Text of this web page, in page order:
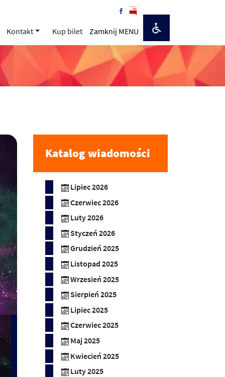
Kontakt Kup bilet Zamknij MENU
Katalog wiadomości
Lipiec 2026
Czerwiec 2026
Luty 2026
Styczeń 2026
Grudzień 2025
Listopad 2025
Wrzesień 2025
Sierpień 2025
Lipiec 2025
Czerwiec 2025
Maj 2025
Kwiecień 2025
Luty 2025